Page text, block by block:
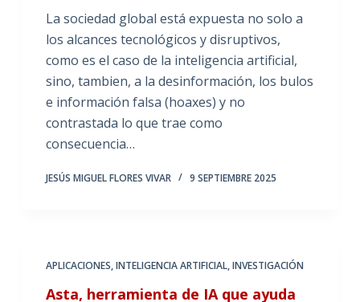
La sociedad global está expuesta no solo a
los alcances tecnológicos y disruptivos,
como es el caso de la inteligencia artificial,
sino, tambien, a la desinformación, los bulos
e información falsa (hoaxes) y no
contrastada lo que trae como
consecuencia…
JESÚS MIGUEL FLORES VIVAR 9 SEPTIEMBRE 2025
APLICACIONES,INTELIGENCIA ARTIFICIAL,INVESTIGACIÓN
Asta, herramienta de IA que ayuda